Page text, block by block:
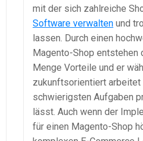
mit der sich zahlreiche
Software verwalten und
lassen. Durch einen
Magento-Shop entstehen
Menge Vorteile und er
zukunftsorientiert arbeitet
schwierigsten Aufgaben
lässt. Auch wenn der
für einen Magento-Shop